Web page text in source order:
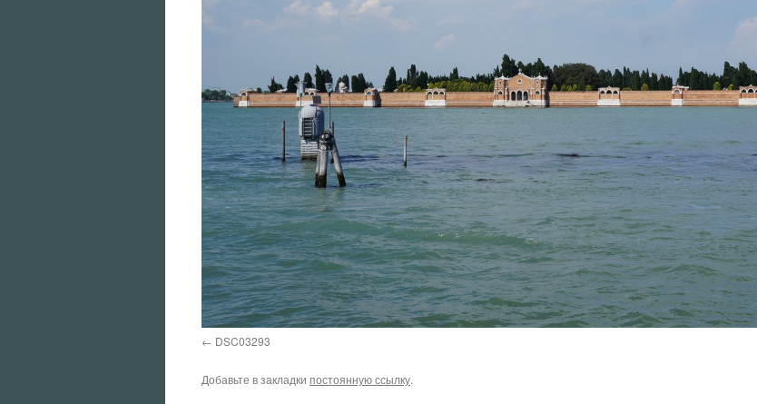
DSC03293
Добавьте в закладки постоянную ссылку.